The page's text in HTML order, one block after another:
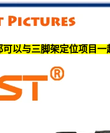
以与三脚架定位项目一